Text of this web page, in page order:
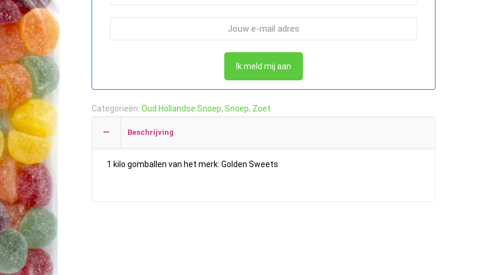
Ik meld mij aan
Categorieën: Oud Hollandse Snoep, Snoep, Zoet
Beschrijving
1 kilo gomballen van het merk: Golden Sweets